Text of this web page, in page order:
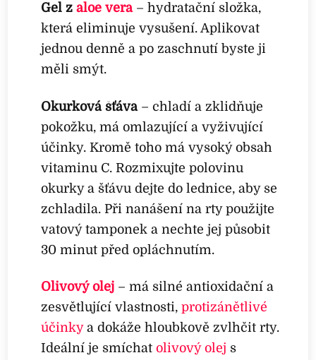
Gel zaloe vera– hydratační složka,
která eliminuje vysušení. Aplikovat
jednou denně a po zaschnutí byste ji
měli smýt.
Okurková šťáva– chladí a zklidňuje
pokožku, má omlazující a vyživující
účinky. Kromě toho má vysoký obsah
vitaminu C. Rozmixujte polovinu
okurky a šťávu dejte do lednice, aby se
zchladila. Při nanášení na rty použijte
vatový tamponek a nechte jej působit
30 minut před opláchnutím.
Olivový olej – má silné antioxidační a
zesvětlující vlastnosti,protizánětlivé
účinkya dokáže hloubkově zvlhčit rty.
Ideální je smíchatolivový olej s